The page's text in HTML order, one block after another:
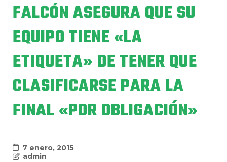
FALCÓN ASEGURA QUE SU
EQUIPO TIENE «LA
ETIQUETA» DE TENER QUE
CLASIFICARSE PARA LA
FINAL «POR OBLIGACIÓN»
7 enero, 2015
admin